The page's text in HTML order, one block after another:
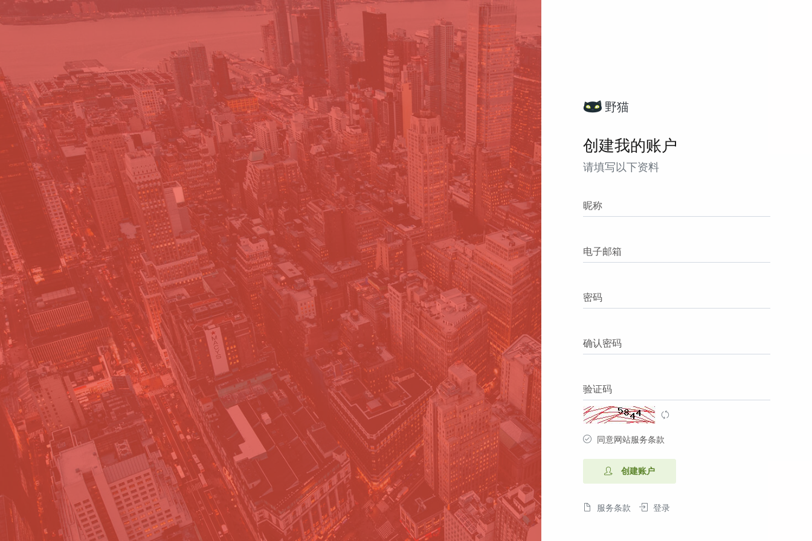
野猫
创建我的账户
请填写以下资料
昵称
电子邮箱
密码
确认密码
验证码
同意网站服务条款
创建账户
服务条款 登录